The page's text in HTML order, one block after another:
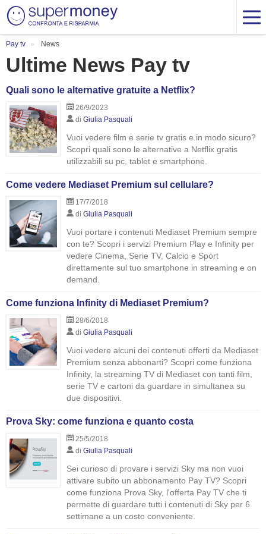
Pay tv News
Ultime News Pay tv
Quali sono le alternative gratuite a Netflix?
26/9/2023
di Giulia Pasquali
Vuoi vedere film e serie tv gratis e in modo sicuro?
Scopri quali sono le alternative a Netflix gratis
utilizzabili su pc, tablet e smartphone.
Come vedere Mediaset Premium sul cellulare?
17/7/2018
di Giulia Pasquali
Vuoi portare i contenuti Mediaset Premium sempre
con te? Scopri i servizi Premium Play e Infinity per
vedere Cinema, Serie TV, Calcio e Sport
direttamente sul tuo smartphone in streaming e on
demand.
Come funziona Infinity di Mediaset Premium?
28/6/2018
di Giulia Pasquali
Vuoi vedere alcuni dei contenuti offerti da Mediaset
Premium senza abbonarti? Scopri come funziona
Infinity, la streaming TV di Mediaset con tanti film,
serie TV e cartoni da guardare in simultanea su
due dispositivi.
Prova Sky: come funziona e quanto costa
25/5/2018
di Giulia Pasquali
Sei curioso di provare i servizi Sky ma non vuoi
attivare subito un abbonamento Pay TV? Scopri
come funziona Prova Sky, l'offerta Pay TV che ti
permette di guardare tutti i contenuti di Sky per 6
settimane a un costo conveniente.